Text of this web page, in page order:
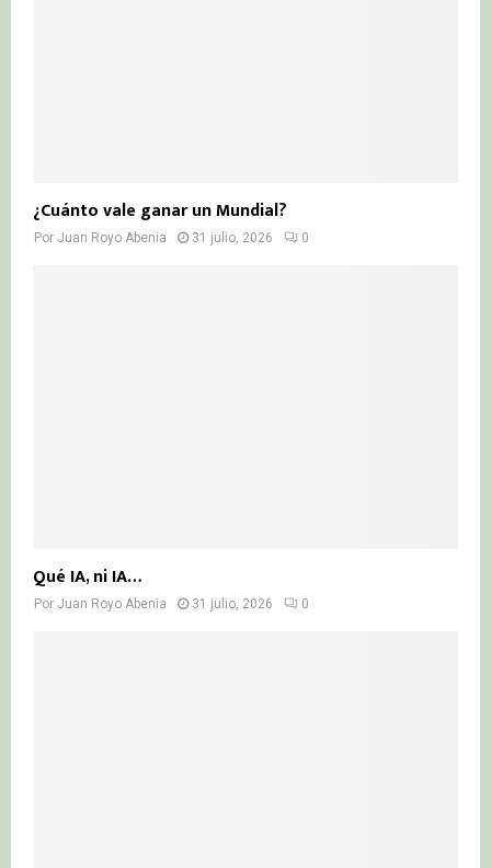
¿Cuánto vale ganar un Mundial?
Por Juan Royo Abenia 31 julio, 2026 0
Qué IA, ni IA…
Por Juan Royo Abenia 31 julio, 2026 0